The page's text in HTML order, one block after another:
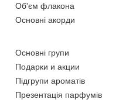
Об'єм флакона
Основні акорди
Основні групи
Подарки и акции
Підгрупи ароматів
Презентація парфумів